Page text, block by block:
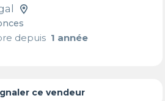
depuis1 année
ce vendeur